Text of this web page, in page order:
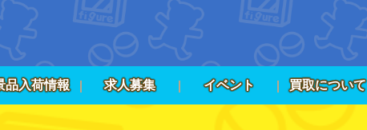
品入荷情報 求人募集 イベント 買取について